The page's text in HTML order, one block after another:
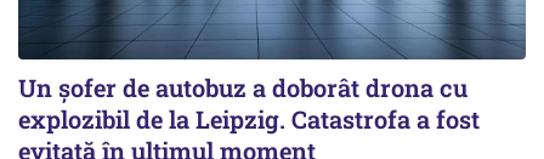
Un șofer de autobuz a doborât drona cu
explozibil de la Leipzig. Catastrofa a fost
evitată în ultimul moment